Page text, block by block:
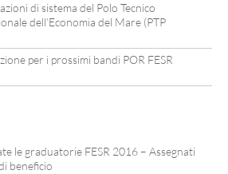
di sistema del Polo Tecnico
dell’Economia del Mare (PTP
per i prossimi bandi POR FESR
le graduatorie FESR 2016 – Assegnati
beneficio